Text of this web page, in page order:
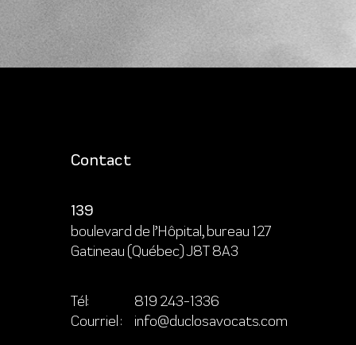
Contact
139
boulevard de l’Hôpital, bureau 127
Gatineau (Québec) J8T 8A3
Tél:
819 243-1336
Courriel :
info@duclosavocats.com